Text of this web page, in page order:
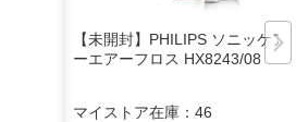
【未開封】PHILIPS ソニッケア
ーエアーフロス HX8243/08
マイストア在庫： 46